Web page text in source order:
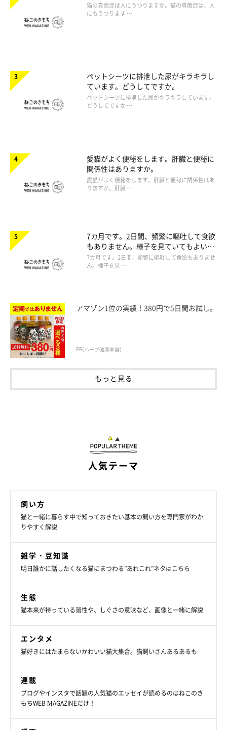
猫の真菌症は人にうつりますか。猫の真菌症は、人
にもうつります …
ペットシーツに排泄した尿がキラキラし
ています。どうしてですか。
ペットシーツに排泄した尿がキラキラしています。
どうしてですか …
愛猫がよく便秘をします。肝臓と便秘に
関係性はありますか。
愛猫がよく便秘をします。肝臓と便秘に関係性はあ
りますか。肝臓 …
7カ月です。2日間、頻繁に嘔吐して食欲
もありません。様子を見ていてもよいで
しょうか。
7カ月です。2日間、頻繁に嘔吐して食欲もありませ
ん。様子を見 …
アマゾン1位の実績！380円で5日間お試し。
PR(ハーブ健康本舗)
もっと見る
人気テーマ
飼い方
猫と一緒に暮らす中で知っておきたい基本の飼い方を専門家がわか
りやすく解説
雑学・豆知識
明日誰かに話したくなる猫にまつわる”あれこれ”ネタはこちら
生態
猫本来が持っている習性や、しぐさの意味など、画像と一緒に解説
エンタメ
猫好きにはたまらないかわいい猫大集合。猫飼いさんあるあるも
連載
ブログやインスタで話題の人気猫のエッセイが読めるのはねこのき
もちWEB MAGAZINEだけ！